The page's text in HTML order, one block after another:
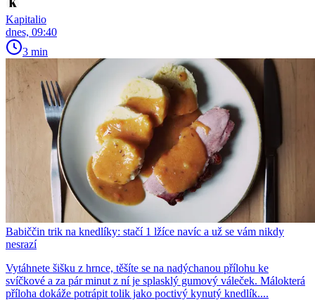
Kapitalio
dnes, 09:40
3 min
Babiččin trik na knedlíky: stačí 1 lžíce navíc a už se vám nikdy
nesrazí
Vytáhnete šišku z hrnce, těšíte se na nadýchanou přílohu ke
svíčkové a za pár minut z ní je splasklý gumový váleček. Málokterá
příloha dokáže potrápit tolik jako poctivý kynutý knedlík....